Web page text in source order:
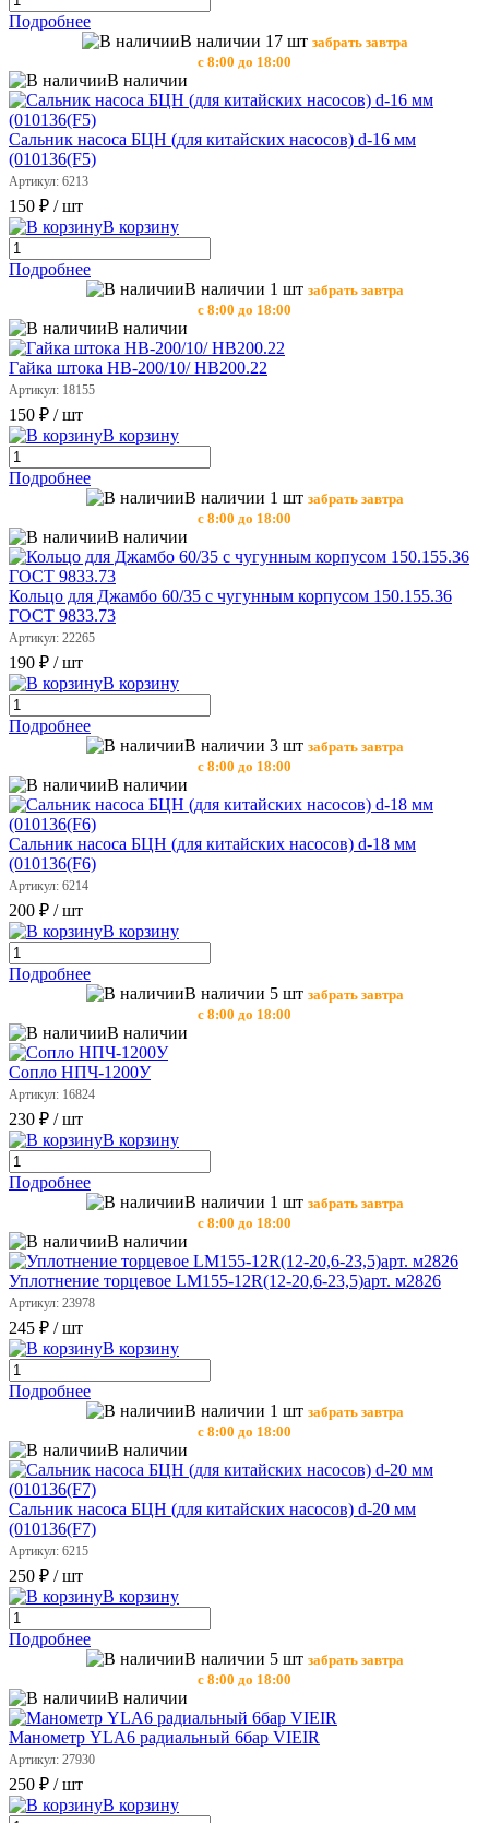
Подробнее
В наличии 17 шт забрать завтра
с 8:00 до 18:00
В наличии
Сальник насоса БЦН (для китайских насосов) d-16 мм
(010136(F5)
Артикул: 6213
150 ₽ / шт
В корзину
Подробнее
В наличии 1 шт забрать завтра
с 8:00 до 18:00
В наличии
Гайка штока НВ-200/10/ НВ200.22
Артикул: 18155
150 ₽ / шт
В корзину
Подробнее
В наличии 1 шт забрать завтра
с 8:00 до 18:00
В наличии
Кольцо для Джамбо 60/35 с чугунным корпусом 150.155.36
ГОСТ 9833.73
Артикул: 22265
190 ₽ / шт
В корзину
Подробнее
В наличии 3 шт забрать завтра
с 8:00 до 18:00
В наличии
Сальник насоса БЦН (для китайских насосов) d-18 мм
(010136(F6)
Артикул: 6214
200 ₽ / шт
В корзину
Подробнее
В наличии 5 шт забрать завтра
с 8:00 до 18:00
В наличии
Сопло НПЧ-1200У
Артикул: 16824
230 ₽ / шт
В корзину
Подробнее
В наличии 1 шт забрать завтра
с 8:00 до 18:00
В наличии
Уплотнение торцевое LM155-12R(12-20,6-23,5)арт. м2826
Артикул: 23978
245 ₽ / шт
В корзину
Подробнее
В наличии 1 шт забрать завтра
с 8:00 до 18:00
В наличии
Сальник насоса БЦН (для китайских насосов) d-20 мм
(010136(F7)
Артикул: 6215
250 ₽ / шт
В корзину
Подробнее
В наличии 5 шт забрать завтра
с 8:00 до 18:00
В наличии
Манометр YLA6 радиальный 6бар VIEIR
Артикул: 27930
250 ₽ / шт
В корзину